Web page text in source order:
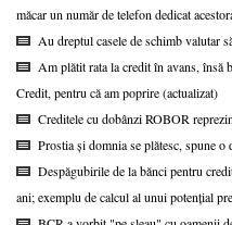
măcar un număr de telefon dedicat
Au dreptul casele de schimb valutar
Am plătit rata la credit în avans, însă
Credit, pentru că am poprire (actualizat)
Creditele cu dobânzi ROBOR
Prostia și domnia se plătesc, spune
Despăgubirile de la bănci pentru
ani; exemplu de calcul al unui potențial